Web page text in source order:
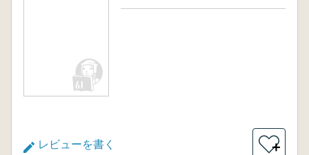
レビューを書く ＋